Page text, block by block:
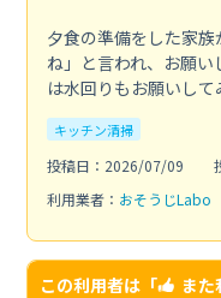
夕食の準備をした家
ね」と言われ、お願
は水回りもお願いして
キッチン清掃
投稿日：2026/07/09
利用業者： おそうじLabo
この利用者は「 ま